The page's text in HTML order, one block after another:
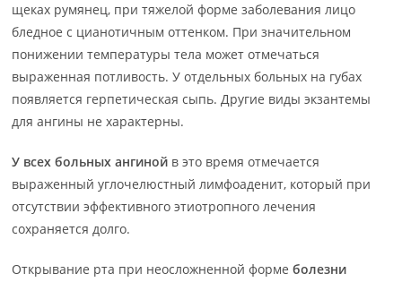
щеках румянец, при тяжелой форме заболевания лицо
бледное с цианотичным оттенком. При значительном
понижении температуры тела может отмечаться
выраженная потливость. У отдельных больных на губах
появляется герпетическая сыпь. Другие виды экзантемы
для ангины не характерны.
У всех больных ангиной в это время отмечается
выраженный углочелюстный лимфоаденит, который при
отсутствии эффективного этиотропного лечения
сохраняется долго.
Открывание рта при неосложненной формеболезни